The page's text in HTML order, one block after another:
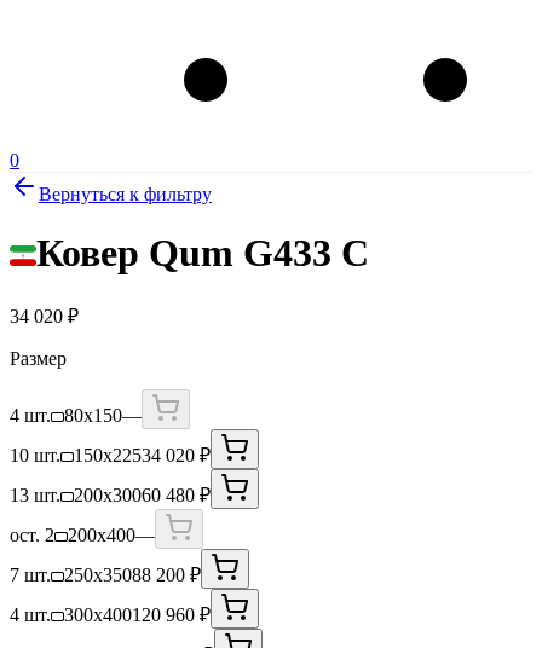
0
Вернуться к фильтру
Ковер Qum G433 C
34 020 ₽
Размер
4 шт. 80x150—
10 шт.
150x22534 020 ₽
13 шт.
200x30060 480 ₽
ост. 2
200x400—
7 шт.
250x35088 200 ₽
4 шт.
300x400120 960 ₽